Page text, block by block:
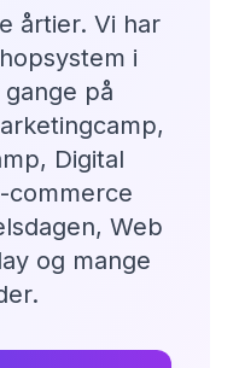
årtier. Vi har
i
på
Digital
commerce
Web
og mange